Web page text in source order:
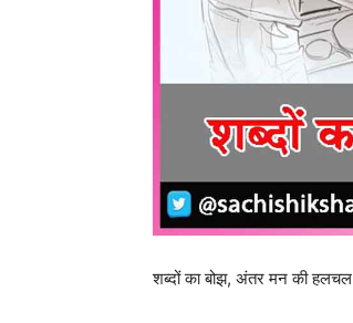
शब्दों का बोझ, अंतर मन की हलचल